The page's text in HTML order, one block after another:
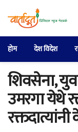
होम देश विदेश
शिवसेना,
उमरगा येथे